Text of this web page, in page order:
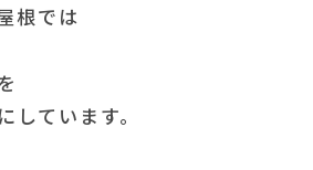
根では
しています。